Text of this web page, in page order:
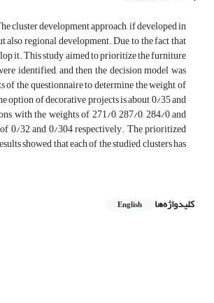
cluster development approach, if developed in
regional development. Due to the fact that
it. This study aimed to prioritize the furniture
identified, and then the decision model was
of the questionnaire to determine the weight of
option of decorative projects is about 0/35 and
with the weights of 271/0, 287/0, 284/0 and
0/32 and 0/304 respectively. The prioritized
showed that each of the studied clusters has
کلیدواژه‌ها English